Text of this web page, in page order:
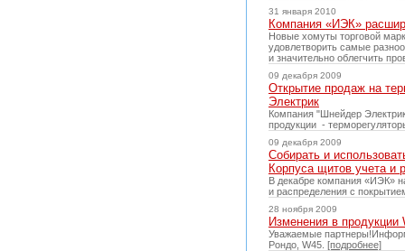
31 января 2010
Компания «ИЭК»
Новые хомуты торговой
удовлетворить самые
и значительно облегчить
09 декабря 2009
Открытие продаж на
Электрик
Компания "Шнейдер
продукции -
09 декабря 2009
Собирать и
Корпуса щитов учета и
В декабре компания «ИЭК»
и распределения с
28 ноября 2009
Изменения в продукции
Уважаемые
Рондо, W45. [подробнее]